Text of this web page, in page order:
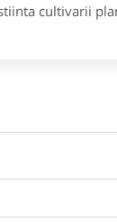
cultivarii